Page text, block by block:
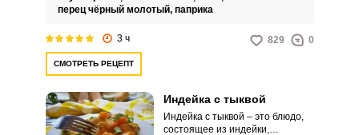
лимонного сока и унаги или
терияки.
перец чёрный молотый, паприка
3 ч 829 0
СМОТРЕТЬ РЕЦЕПТ
Индейка с тыквой
Индейка с тыквой – это блюдо,
состоящее из индейки,